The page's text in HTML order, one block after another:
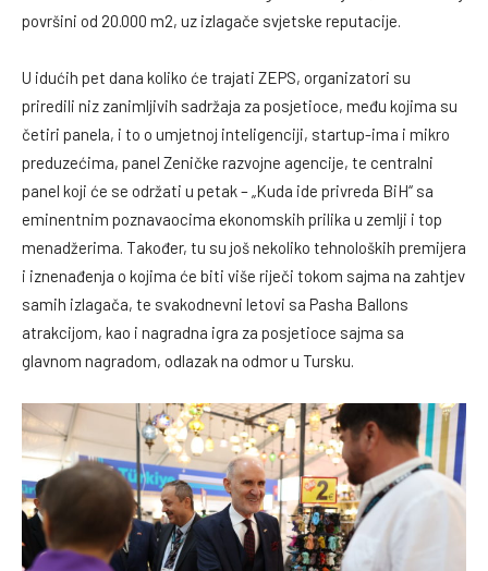
površini od 20.000 m2, uz izlagače svjetske reputacije.
U idućih pet dana koliko će trajati ZEPS, organizatori su
priredili niz zanimljivih sadržaja za posjetioce, među kojima su
četiri panela, i to o umjetnoj inteligenciji, startup-ima i mikro
preduzećima, panel Zeničke razvojne agencije, te centralni
panel koji će se održati u petak – „Kuda ide privreda BiH“ sa
eminentnim poznavaocima ekonomskih prilika u zemlji i top
menadžerima. Također, tu su još nekoliko tehnoloških premijera
i iznenađenja o kojima će biti više riječi tokom sajma na zahtjev
samih izlagača, te svakodnevni letovi sa Pasha Ballons
atrakcijom, kao i nagradna igra za posjetioce sajma sa
glavnom nagradom, odlazak na odmor u Tursku.